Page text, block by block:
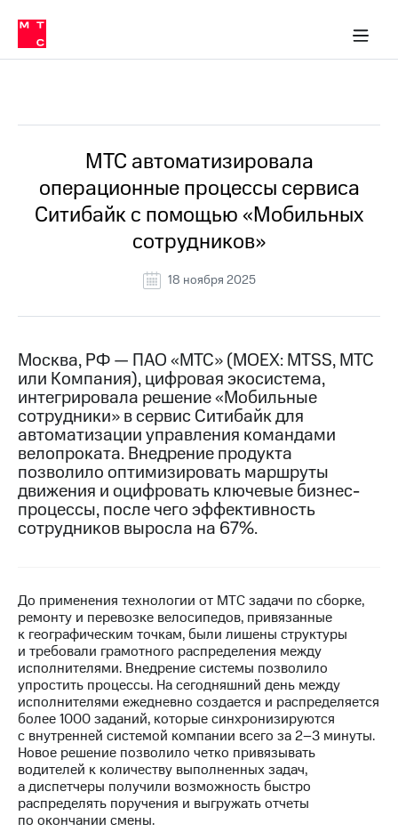
Медиа-центр
и акционерам
Устойчивое развитие
Комплаенс и деловая этика
компании
Карьера
История
компании
Руководство
информация
Медиа-центр
Пресс-
релизы
МТС
о технологиях
Достижения
Интервью
Контакты
Пригласить
спикера
и акционерам
Корпоративное
управление
Корпоративный
секретарь
Раскрытие
информации
Информация
в МТС
Пресс-
релизы
МТС
о технологиях
МТС автоматизировала
операционные процессы сервиса
Ситибайк с помощью «Мобильных
сотрудников»
18 ноября 2025
Москва, РФ — ПАО «МТС» (MOEX: MTSS, МТС
или Компания), цифровая экосистема,
интегрировала решение «Мобильные
сотрудники» в сервис Ситибайк для
автоматизации управления командами
велопроката. Внедрение продукта
позволило оптимизировать маршруты
движения и оцифровать ключевые бизнес-
процессы, после чего эффективность
сотрудников выросла на 67%.
До применения технологии от МТС задачи по сборке,
ремонту и перевозке велосипедов, привязанные
к географическим точкам, были лишены структуры
и требовали грамотного распределения между
исполнителями. Внедрение системы позволило
упростить процессы. На сегодняшний день между
исполнителями ежедневно создается и распределяется
более 1000 заданий, которые синхронизируются
с внутренней системой компании всего за 2–3 минуты.
Новое решение позволило четко привязывать
водителей к количеству выполненных задач,
а диспетчеры получили возможность быстро
распределять поручения и выгружать отчеты
по окончании смены.